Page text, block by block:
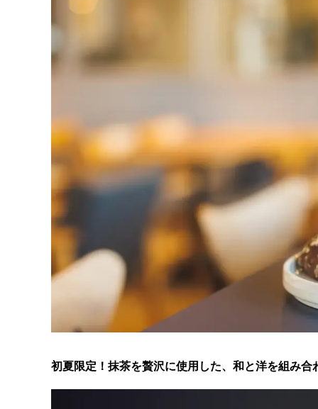
初夏限定！抹茶を贅沢に使用した、和と洋を組み合